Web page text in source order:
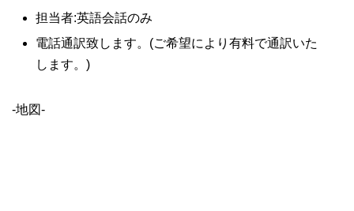
担当者:英語会話のみ
電話通訳致します。(ご希望により有料で通訳いた
します。)
-地図-